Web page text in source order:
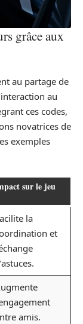
grâce aux
au partage de
au
ces codes,
novatrices de
exemples
sur le jeu
la
et
amis.